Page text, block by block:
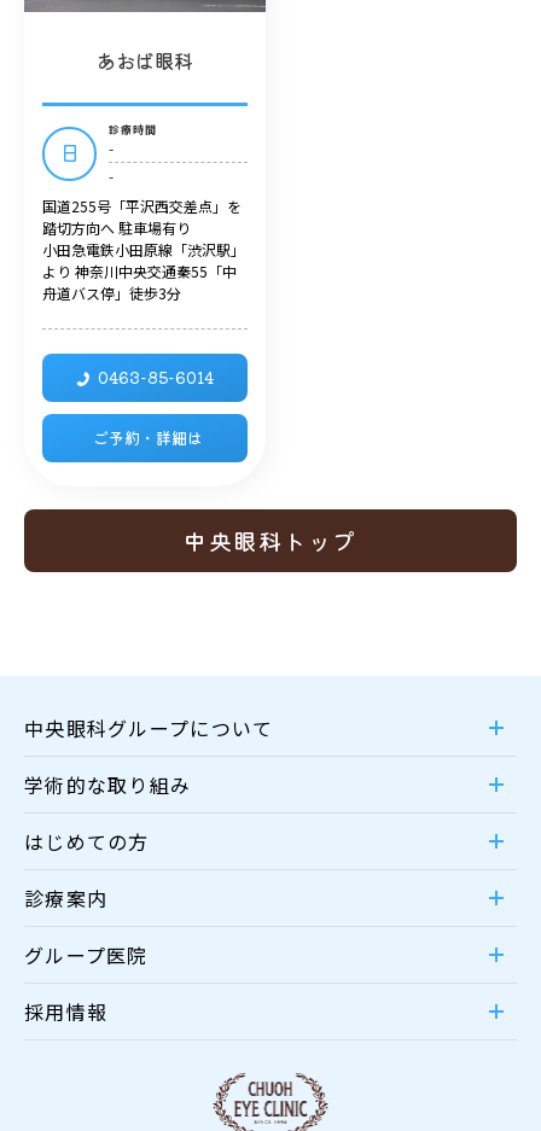
あおば眼科
日
診療時間
-
-
国道255号「平沢西交差点」を
踏切方向へ 駐車場有り
小田急電鉄小田原線「渋沢駅」
より 神奈川中央交通秦55「中
舟道バス停」徒歩3分
0463-85-6014
ご予約・詳細は
中央眼科トップ
中央眼科グループについて
学術的な取り組み
はじめての方
診療案内
グループ医院
採用情報